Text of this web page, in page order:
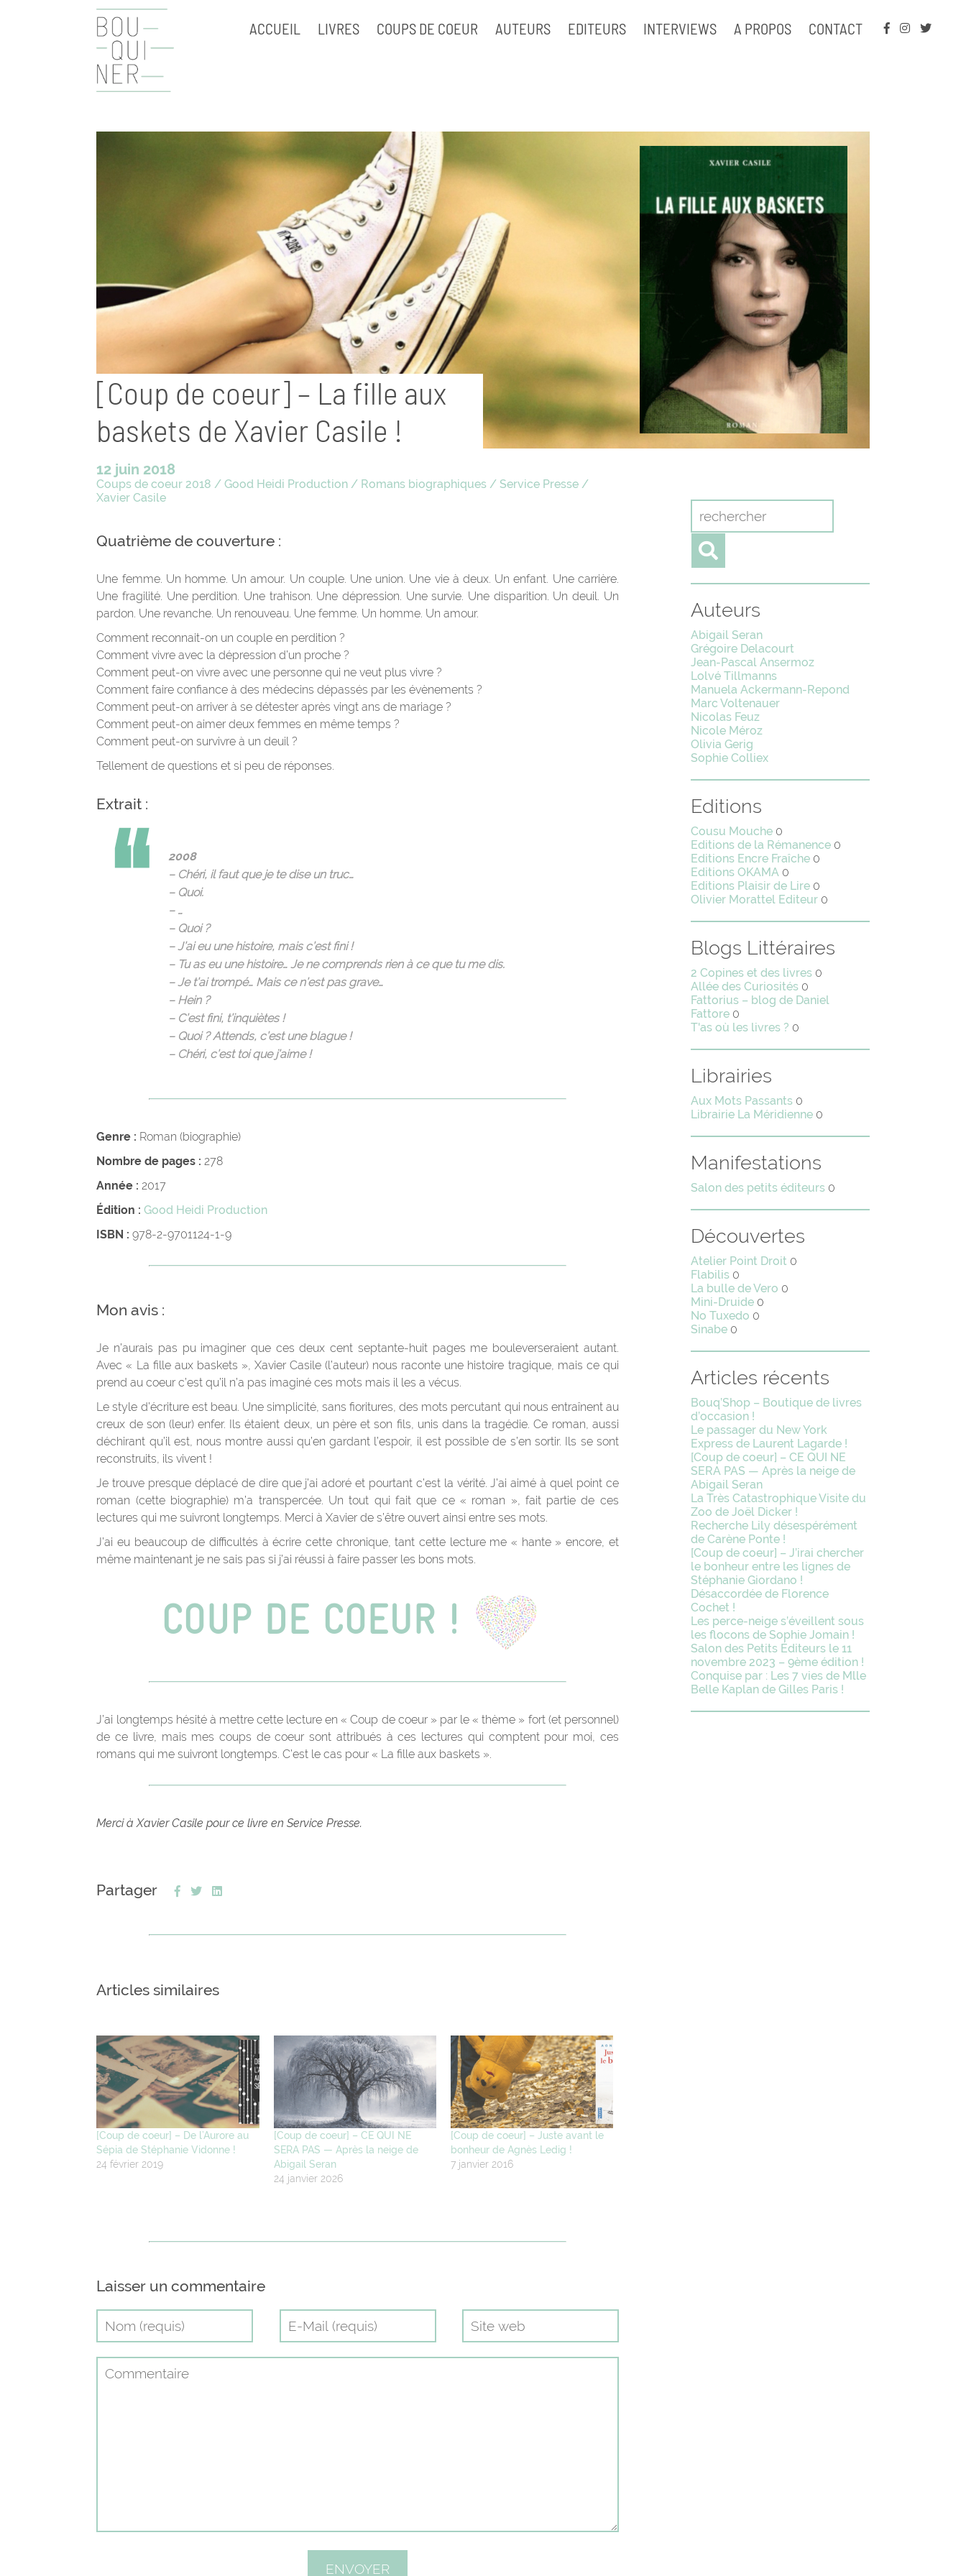
ACCUEIL LIVRES COUPS DE COEUR AUTEURS EDITEURS INTERVIEWS A PROPOS CONTACT
[Coup de coeur] – La fille aux
baskets de Xavier Casile !
12 juin 2018
Coups de coeur 2018 /Good Heidi Production / Romans biographiques /Service Presse /
Xavier Casile
Quatrième de couverture :
Une femme. Un homme. Un amour. Un couple. Une union. Une vie à deux. Un enfant. Une carrière.
Une fragilité. Une perdition. Une trahison. Une dépression. Une survie. Une disparition. Un deuil. Un
pardon. Une revanche. Un renouveau. Une femme. Un homme. Un amour.
Comment reconnait-on un couple en perdition ?
Comment vivre avec la dépression d’un proche ?
Comment peut-on vivre avec une personne qui ne veut plus vivre ?
Comment faire confiance à des médecins dépassés par les évènements ?
Comment peut-on arriver à se détester après vingt ans de mariage ?
Comment peut-on aimer deux femmes en même temps ?
Comment peut-on survivre à un deuil ?
Tellement de questions et si peu de réponses.
Extrait :
2008
– Chéri, il faut que je te dise un truc…
– Quoi.
– …
– Quoi ?
– J’ai eu une histoire, mais c’est fini !
– Tu as eu une histoire… Je ne comprends rien à ce que tu me dis.
– Je t’ai trompé… Mais ce n’est pas grave…
– Hein ?
– C’est fini, t’inquiètes !
– Quoi ? Attends, c’est une blague !
– Chéri, c’est toi que j’aime !
Genre : Roman (biographie)
Nombre de pages : 278
Année : 2017
Édition : Good Heidi Production
ISBN : 978-2-9701124-1-9
Mon avis :
Je n’aurais pas pu imaginer que ces deux cent septante-huit pages me bouleverseraient autant.
Avec « La fille aux baskets », Xavier Casile (l’auteur) nous raconte une histoire tragique, mais ce qui
prend au coeur c’est qu’il n’a pas imaginé ces mots mais il les a vécus.
Le style d’écriture est beau. Une simplicité, sans fioritures, des mots percutant qui nous entraînent au
creux de son (leur) enfer. Ils étaient deux, un père et son fils, unis dans la tragédie. Ce roman, aussi
déchirant qu’il est, nous montre aussi qu’en gardant l’espoir, il est possible de s’en sortir. Ils se sont
reconstruits, ils vivent !
Je trouve presque déplacé de dire que j’ai adoré et pourtant c’est la vérité. J’ai aimé à quel point ce
roman (cette biographie) m’a transpercée. Un tout qui fait que ce « roman », fait partie de ces
lectures qui me suivront longtemps. Merci à Xavier de s’être ouvert ainsi entre ses mots.
J’ai eu beaucoup de difficultés à écrire cette chronique, tant cette lecture me « hante » encore, et
même maintenant je ne sais pas si j’ai réussi à faire passer les bons mots.
J’ai longtemps hésité à mettre cette lecture en « Coup de coeur » par le « thème » fort (et personnel)
de ce livre, mais mes coups de coeur sont attribués à ces lectures qui comptent pour moi, ces
romans qui me suivront longtemps. C’est le cas pour « La fille aux baskets ».
Merci à Xavier Casile pour ce livre en Service Presse.
Partager
Articles similaires
[Coup de coeur] – De l’Aurore au
Sépia de Stéphanie Vidonne !
24 février 2019
[Coup de coeur] – CE QUI NE
SERA PAS — Après la neige de
Abigail Seran
24 janvier 2026
[Coup de coeur] – Juste avant le
bonheur de Agnès Ledig !
7 janvier 2016
Laisser un commentaire
Auteurs
Abigail Seran
Grégoire Delacourt
Jean-Pascal Ansermoz
Lolvé Tillmanns
Manuela Ackermann-Repond
Marc Voltenauer
Nicolas Feuz
Nicole Méroz
Olivia Gerig
Sophie Colliex
Editions
Cousu Mouche0
Editions de la Rémanence0
Editions Encre Fraîche0
Editions OKAMA 0
Editions Plaisir de Lire0
Olivier Morattel Editeur0
Blogs Littéraires
2 Copines et des livres0
Allée des Curiosités0
Fattorius – blog de Daniel
Fattore0
T'as où les livres ? 0
Librairies
Aux Mots Passants0
Librairie La Méridienne0
Manifestations
Salon des petits éditeurs0
Découvertes
Atelier Point Droit 0
Flabilis0
La bulle de Vero 0
Mini-Druide0
No Tuxedo 0
Sinabe0
Articles récents
Bouq’Shop – Boutique de livres
d’occasion !
Le passager du New York
Express de Laurent Lagarde !
[Coup de coeur] – CE QUI NE
SERA PAS — Après la neige de
Abigail Seran
La Très Catastrophique Visite du
Zoo de Joël Dicker !
Recherche Lily désespérément
de Carène Ponte !
[Coup de coeur] – J’irai chercher
le bonheur entre les lignes de
Stéphanie Giordano !
Désaccordée de Florence
Cochet !
Les perce-neige s’éveillent sous
les flocons de Sophie Jomain !
Salon des Petits Éditeurs le 11
novembre 2023 – 9ème édition !
Conquise par : Les 7 vies de Mlle
Belle Kaplan de Gilles Paris !